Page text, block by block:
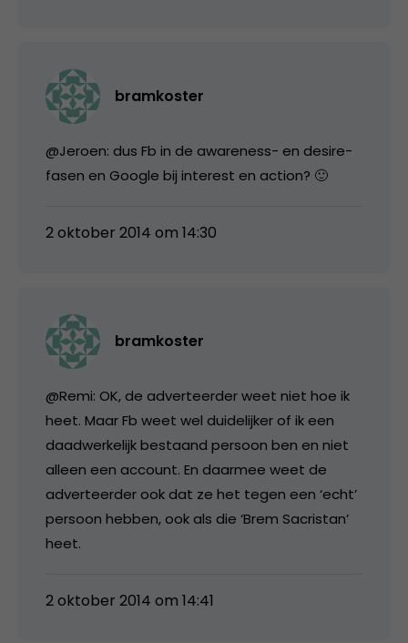
bramkoster
@Jeroen: dus Fb in de awareness- en desire-
fasen en Google bij interest en action? 🙂
2 oktober 2014 om 14:30
bramkoster
@Remi: OK, de adverteerder weet niet hoe ik
heet. Maar Fb weet wel duidelijker of ik een
daadwerkelijk bestaand persoon ben en niet
alleen een account. En daarmee weet de
adverteerder ook dat ze het tegen een ‘echt’
persoon hebben, ook als die ‘Brem Sacristan’
heet.
2 oktober 2014 om 14:41